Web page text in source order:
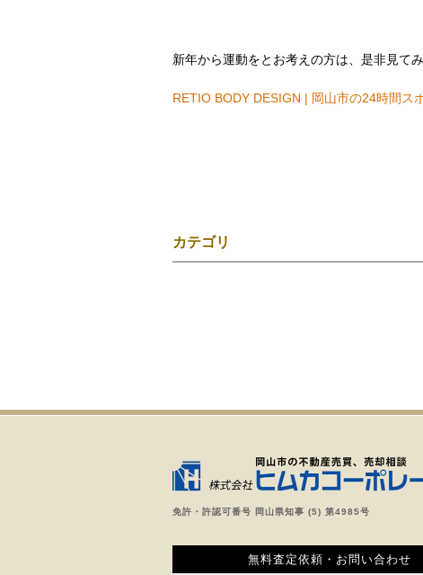
新年から運動をとお考えの方は、是非見てみ
RETIO BODY DESIGN | 岡山市の24時間ス
カテゴリ
免許・許認可番号 岡山県知事 (5) 第4985号
無料査定依頼・お問い合わせ